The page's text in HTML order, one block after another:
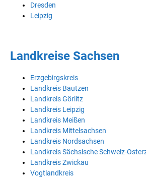
Dresden
Leipzig
Landkreise Sachsen
Erzgebirgskreis
Landkreis Bautzen
Landkreis Görlitz
Landkreis Leipzig
Landkreis Meißen
Landkreis Mittelsachsen
Landkreis Nordsachsen
Landkreis Sächsische Schweiz-
Landkreis Zwickau
Vogtlandkreis